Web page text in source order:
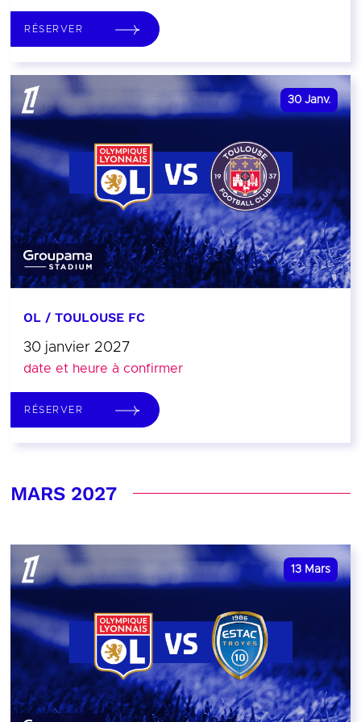
RÉSERVER
30 Janv.
OL / TOULOUSE FC
30 janvier 2027
date et heure à confirmer
RÉSERVER
MARS 2027
13 Mars